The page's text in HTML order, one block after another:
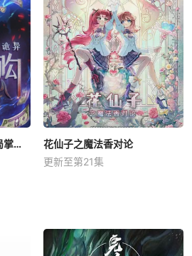
动态漫画·全民诡异：开局掌握零元购
花仙子之魔法香对论
更新至第21集